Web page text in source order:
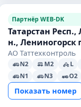
Партнёр WEB-DK
Татарстан
н., Лениногорск
АО Таттехконтроль
N2 M2 L
N1
N3 O2
Показать номер